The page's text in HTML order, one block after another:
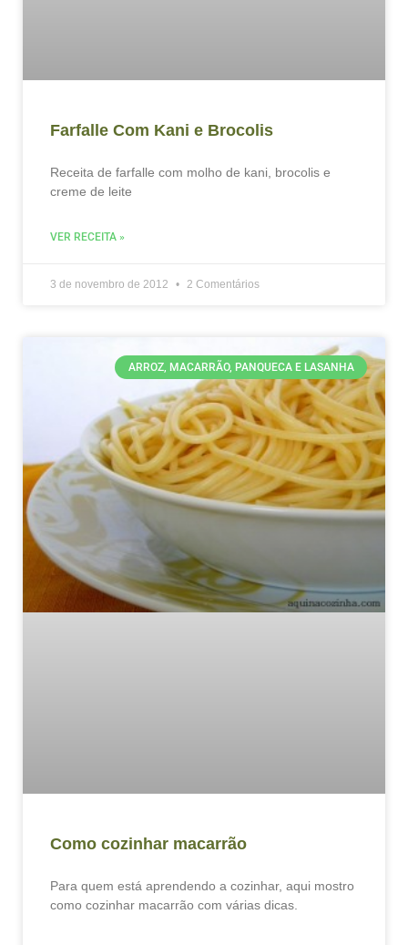
Farfalle Com Kani e Brocolis
Receita de farfalle com molho de kani, brocolis e
creme de leite
VER RECEITA »
3 de novembro de 2012 2 Comentários
ARROZ, MACARRÃO, PANQUECA E LASANHA
Como cozinhar macarrão
Para quem está aprendendo a cozinhar, aqui mostro
como cozinhar macarrão com várias dicas.